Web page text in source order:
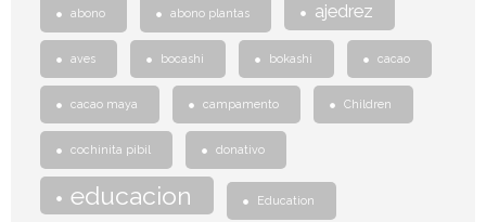
abono abono plantas ajedrez
aves bocashi bokashi cacao
cacao maya campamento Children
cochinita pibil donativo
educacion Education